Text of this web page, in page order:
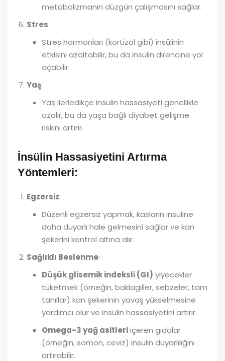
metabolizmanın düzgün çalışmasını sağlar.
Stres:
Stres hormonları (kortizol gibi) insülinin
etkisini azaltabilir, bu da insülin direncine yol
açabilir.
Yaş:
Yaş ilerledikçe insülin hassasiyeti genellikle
azalır, bu da yaşa bağlı diyabet gelişme
riskini artırır.
İnsülin Hassasiyetini Artırma
Yöntemleri:
Egzersiz:
Düzenli egzersiz yapmak, kasların insüline
daha duyarlı hale gelmesini sağlar ve kan
şekerini kontrol altına alır.
Sağlıklı Beslenme:
Düşük glisemik indeksli (GI) yiyecekler
tüketmek (örneğin, baklagiller, sebzeler, tam
tahıllar) kan şekerinin yavaş yükselmesine
yardımcı olur ve insülin hassasiyetini artırır.
Omega-3 yağ asitleriiçeren gıdalar
(örneğin, somon, ceviz) insülin duyarlılığını
artırabilir.